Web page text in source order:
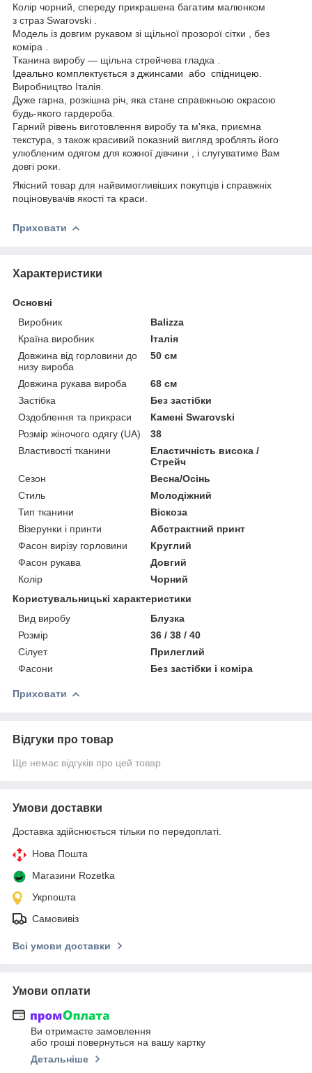
Колір чорний, спереду прикрашена багатим малюнком
з страз Swarovski .
Модель із довгим рукавом зі щільної прозорої сітки , без
коміра .
Тканина виробу — щільна стрейчева гладка .
Ідеально комплектується з джинсами або спідницею.
Виробництво Італія.
Дуже гарна, розкішна річ, яка стане справжньою окрасою
будь-якого гардероба.
Гарний рівень виготовлення виробу та м'яка, приємна
текстура, з також красивий показний вигляд зроблять його
улюбленим одягом для кожної дівчини , і слугуватиме Вам
довгі роки.
Якісний товар для найвимогливіших покупців і справжніх
поціновувачів якості та краси.
Приховати
Характеристики
Основні
Виробник
Balizza
Країна виробник
Італія
Довжина від горловини до
низу вироба
50 см
Довжина рукава вироба
68 см
Застібка
Без застібки
Оздоблення та прикраси
Камені Swarovski
Розмір жіночого одягу (UA)
38
Властивості тканини
Еластичність висока /
Стрейч
Сезон
Весна/Осінь
Стиль
Молодіжний
Тип тканини
Віскоза
Візерунки і принти
Абстрактний принт
Фасон вирізу горловини
Круглий
Фасон рукава
Довгий
Колір
Чорний
Користувальницькі характеристики
Вид виробу
Блузка
Розмір
36 / 38 / 40
Сілует
Прилеглий
Фасони
Без застібки і коміра
Приховати
Відгуки про товар
Ще немає відгуків про цей товар
Умови доставки
Доставка здійснюється тільки по передоплаті.
Нова Пошта
Магазини Rozetka
Укрпошта
Самовивіз
Всі умови доставки
Умови оплати
Ви отримаєте замовлення
або гроші повернуться на вашу картку
Детальніше